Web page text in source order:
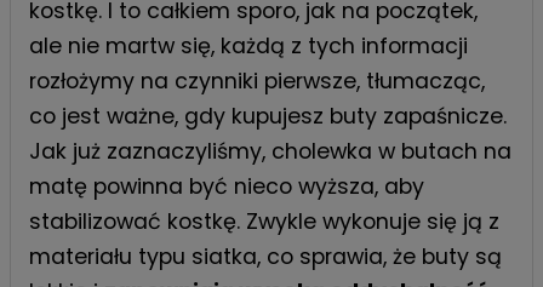
kostkę. I to całkiem sporo, jak na początek,
ale nie martw się, każdą z tych informacji
rozłożymy na czynniki pierwsze, tłumacząc,
co jest ważne, gdy kupujesz buty zapaśnicze.
Jak już zaznaczyliśmy, cholewka w butach na
matę powinna być nieco wyższa, aby
stabilizować kostkę. Zwykle wykonuje się ją z
materiału typu siatka, co sprawia, że buty są